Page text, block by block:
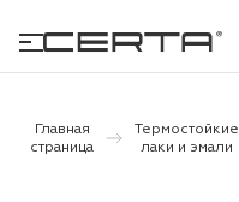
Главная
страница
Термостойкие
лаки и эмали